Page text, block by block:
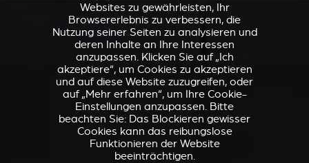
Websites zu gewährleisten, Ihr
Browsererlebnis zu verbessern, die
Nutzung seiner Seiten zu analysieren und
deren Inhalte an Ihre Interessen
anzupassen. Klicken Sie auf „Ich
akzeptiere“, um Cookies zu akzeptieren
und auf diese Website zuzugreifen, oder
auf „Mehr erfahren“, um Ihre Cookie-
Einstellungen anzupassen. Bitte
beachten Sie: Das Blockieren gewisser
Cookies kann das reibungslose
Funktionieren der Website
beeinträchtigen.